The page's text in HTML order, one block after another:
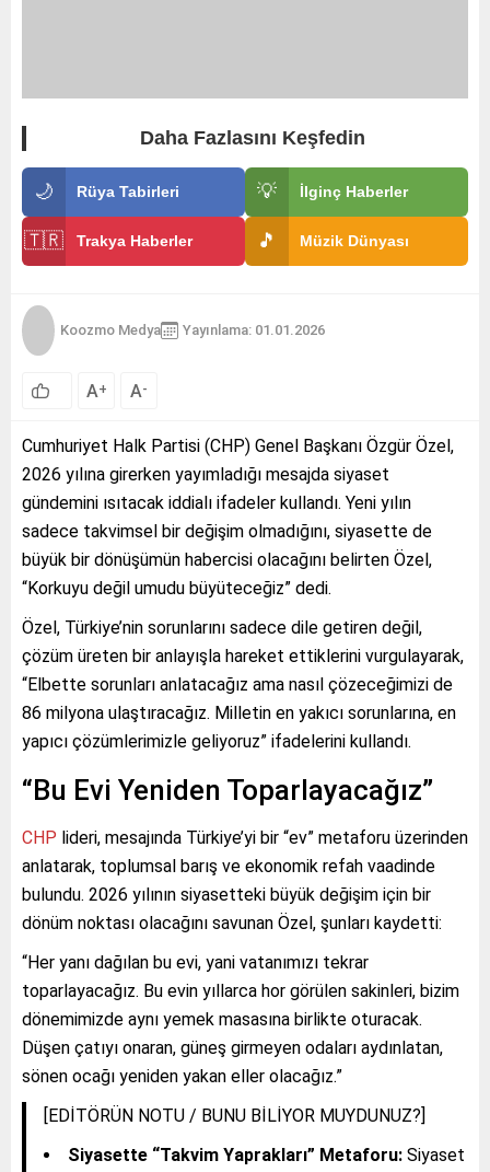
Daha Fazlasını Keşfedin
🌙 Rüya Tabirleri 💡 İlginç Haberler
🇹🇷 Trakya Haberler 🎵 Müzik Dünyası
Koozmo Medya Yayınlama: 01.01.2026
A+ A-
Cumhuriyet Halk Partisi (CHP) Genel Başkanı Özgür Özel,
2026 yılına girerken yayımladığı mesajda siyaset
gündemini ısıtacak iddialı ifadeler kullandı. Yeni yılın
sadece takvimsel bir değişim olmadığını, siyasette de
büyük bir dönüşümün habercisi olacağını belirten Özel,
“Korkuyu değil umudu büyüteceğiz” dedi.
Özel, Türkiye’nin sorunlarını sadece dile getiren değil,
çözüm üreten bir anlayışla hareket ettiklerini vurgulayarak,
“Elbette sorunları anlatacağız ama nasıl çözeceğimizi de
86 milyona ulaştıracağız. Milletin en yakıcı sorunlarına, en
yapıcı çözümlerimizle geliyoruz” ifadelerini kullandı.
“Bu Evi Yeniden Toparlayacağız”
CHP lideri, mesajında Türkiye’yi bir “ev” metaforu üzerinden
anlatarak, toplumsal barış ve ekonomik refah vaadinde
bulundu. 2026 yılının siyasetteki büyük değişim için bir
dönüm noktası olacağını savunan Özel, şunları kaydetti:
“Her yanı dağılan bu evi, yani vatanımızı tekrar
toparlayacağız. Bu evin yıllarca hor görülen sakinleri, bizim
dönemimizde aynı yemek masasına birlikte oturacak.
Düşen çatıyı onaran, güneş girmeyen odaları aydınlatan,
sönen ocağı yeniden yakan eller olacağız.”
[EDİTÖRÜN NOTU / BUNU BİLİYOR MUYDUNUZ?]
Siyasette “Takvim Yaprakları” Metaforu: Siyaset